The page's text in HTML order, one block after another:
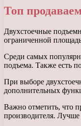
Топ
Двухстоечные
ограниченной
Среди самых
подъема. Также есть
При выборе
дополнительных
Важно отметить, что
производителя.